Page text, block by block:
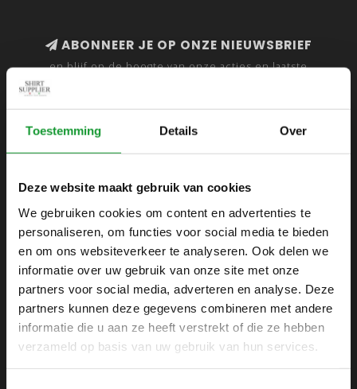
Toestemming Details Over
Deze website maakt gebruik van cookies
We gebruiken cookies om content en advertenties te
personaliseren, om functies voor social media te bieden
en om ons websiteverkeer te analyseren. Ook delen we
informatie over uw gebruik van onze site met onze
partners voor social media, adverteren en analyse. Deze
partners kunnen deze gegevens combineren met andere
informatie die u aan ze heeft verstrekt of die ze hebben
verzameld op basis van uw gebruik van hun services.
ABONNEER JE OP ONZE NIEUWSBRIEF
en blijf op de hoogte van onze acties en laatste
SHIRTSUPPLIER.NL
Webshop voor mannen
Zijlijnstraat 24
1433 DC
+31 6 42 52 32 80
+31 6 42 52 32 80